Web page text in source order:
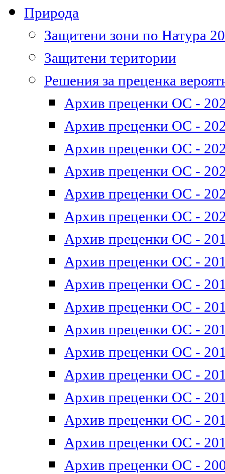
Природа
Защитени зони по Натура
Защитени територии
Решения за преценка
Архив преценки ОС -
Архив преценки ОС -
Архив преценки ОС -
Архив преценки ОС -
Архив преценки ОС -
Архив преценки ОС -
Архив преценки ОС -
Архив преценки ОС -
Архив преценки ОС -
Архив преценки ОС -
Архив преценки ОС -
Архив преценки ОС -
Архив преценки ОС -
Архив преценки ОС -
Архив преценки ОС -
Архив преценки ОС -
Архив преценки ОС -